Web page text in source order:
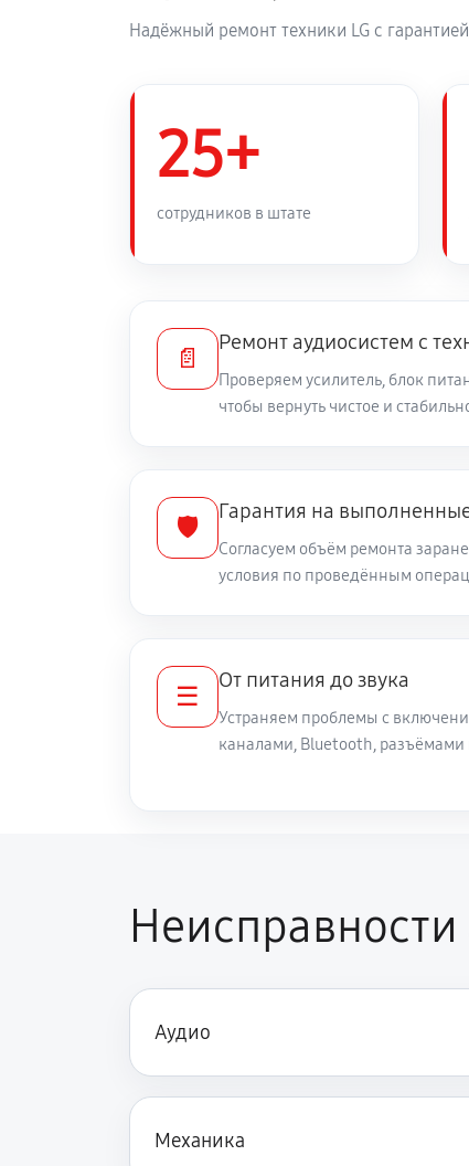
Надёжный ремонт техники LG с
25+
сотрудников в штате
📄
Ремонт аудиосистем с
Проверяем усилитель, блок
чтобы вернуть чистое и
🛡️
Гарантия на
Согласуем объём ремонта
условия по проведённым
☰
От питания до звука
Устраняем проблемы с
каналами, Bluetooth,
Неисправности
Аудио
Механика